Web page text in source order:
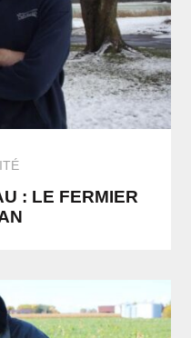
: LE FERMIER